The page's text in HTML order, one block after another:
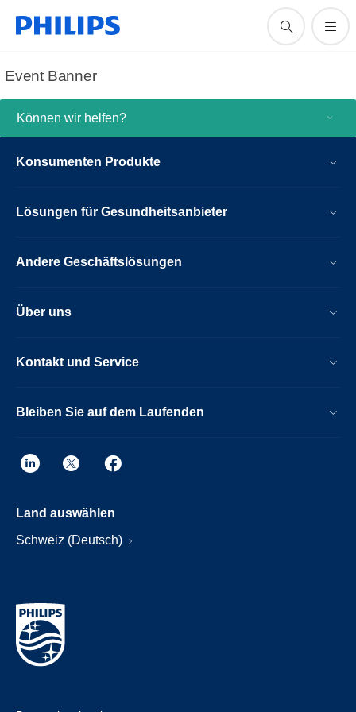
Event Banner
Können wir helfen?
Konsumenten Produkte
Lösungen für Gesundheitsanbieter
Andere Geschäftslösungen
Über uns
Kontakt und Service
Bleiben Sie auf dem Laufenden
Land auswählen
Schweiz (Deutsch)